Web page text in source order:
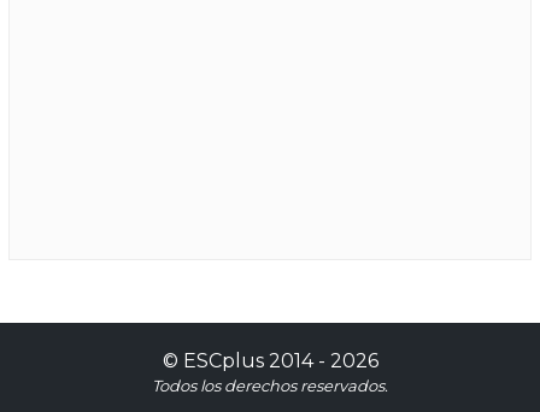
© ESCplus2014 - 2026
Todos los derechos reservados.